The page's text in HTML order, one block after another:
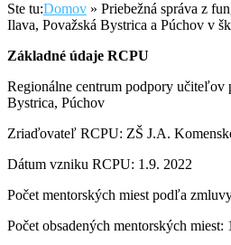
Ste tu:Domov » Priebežná správa z
Ilava, Považská Bystrica a Púchov v
Základné údaje RCPU
Regionálne centrum podpory učiteľov
Bystrica, Púchov
Zriaďovateľ RCPU: ZŠ J.A.
Dátum vzniku RCPU: 1.9. 2022
Počet mentorských miest podľa
Počet obsadených mentorských miest: